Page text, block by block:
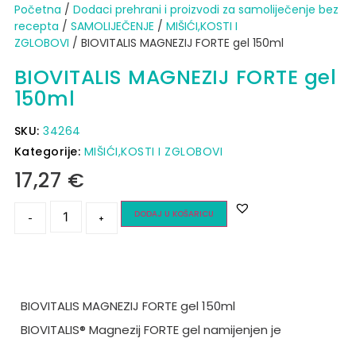
Početna / Dodaci prehrani i proizvodi za samoliječenje bez
recepta / SAMOLIJEČENJE / MIŠIĆI,KOSTI I
ZGLOBOVI / BIOVITALIS MAGNEZIJ FORTE gel 150ml
BIOVITALIS MAGNEZIJ FORTE gel
150ml
SKU:34264
Kategorije: MIŠIĆI,KOSTI I ZGLOBOVI
17,27 €
- + DODAJ U KOŠARICU
BIOVITALIS MAGNEZIJ FORTE gel 150ml
BIOVITALIS® Magnezij FORTE gel namijenjen je